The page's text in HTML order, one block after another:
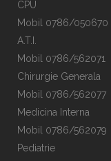
CPU
Mobil 0786/050670
A.T.I.
Mobil 0786/562071
Chirurgie Generala
Mobil 0786/562077
Medicina Interna
Mobil 0786/562079
Pediatrie